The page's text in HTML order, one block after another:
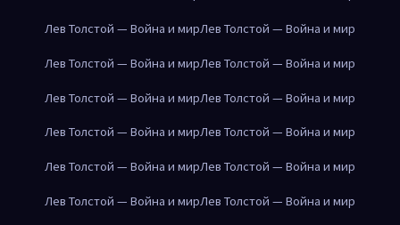
Лев Толстой — Война и мирЛев Толстой — Война и мир
Лев Толстой — Война и мирЛев Толстой — Война и мир
Лев Толстой — Война и мирЛев Толстой — Война и мир
Лев Толстой — Война и мирЛев Толстой — Война и мир
Лев Толстой — Война и мирЛев Толстой — Война и мир
Лев Толстой — Война и мирЛев Толстой — Война и мир